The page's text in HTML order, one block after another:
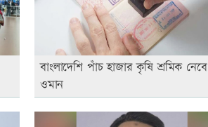
বাংলাদেশি পাঁচ হাজার কৃষি শ্রমিক নেবে
ওমান